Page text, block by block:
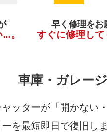
。
早く修理をお
すぐに修理して
車庫・ガレー
ッターが「開かない
を最短即日で復旧し